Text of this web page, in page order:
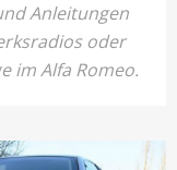
Anleitungen
oder
im Alfa Romeo.